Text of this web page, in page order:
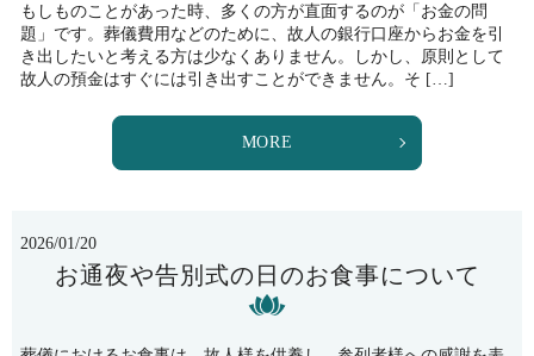
もしものことがあった時、多くの方が直面するのが「お金の問
題」です。葬儀費用などのために、故人の銀行口座からお金を引
き出したいと考える方は少なくありません。しかし、原則として
故人の預金はすぐには引き出すことができません。そ […]
MORE
2026/01/20
お通夜や告別式の日のお食事について